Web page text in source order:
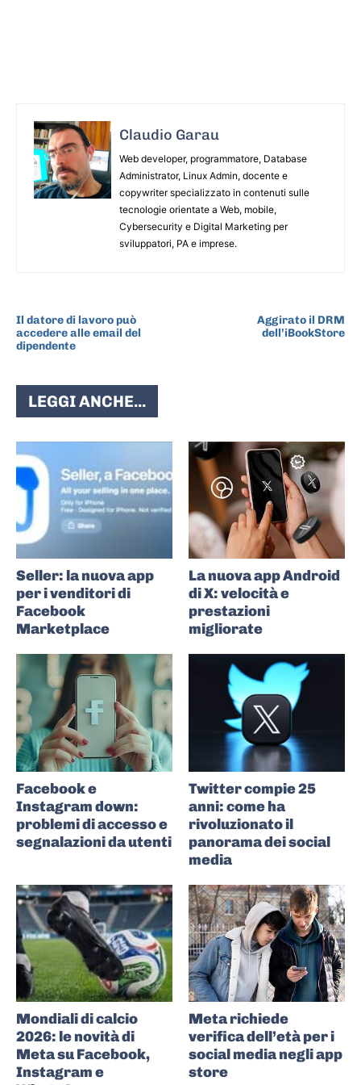
Claudio Garau
Web developer, programmatore, Database
Administrator, Linux Admin, docente e
copywriter specializzato in contenuti sulle
tecnologie orientate a Web, mobile,
Cybersecurity e Digital Marketing per
sviluppatori, PA e imprese.
Il datore di lavoro può
accedere alle email del
dipendente
Aggirato il DRM
dell’iBookStore
LEGGI ANCHE...
Seller: la nuova app
per i venditori di
Facebook
Marketplace
La nuova app Android
di X: velocità e
prestazioni
migliorate
Facebook e
Instagram down:
problemi di accesso e
segnalazioni da utenti
Twitter compie 25
anni: come ha
rivoluzionato il
panorama dei social
media
Mondiali di calcio
2026: le novità di
Meta su Facebook,
Instagram e
Meta richiede
verifica dell’età per i
social media negli app
store